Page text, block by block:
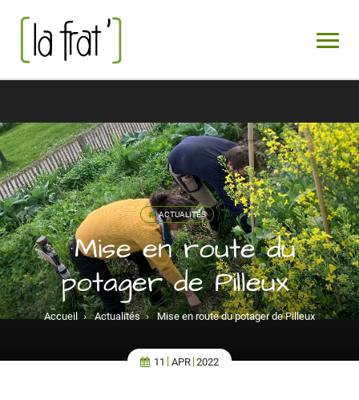
ACTUALITÉS
Mise en route du
potager de Pilleux
Accueil › Actualités › Mise en route du potager de Pilleux
11 APR 2022